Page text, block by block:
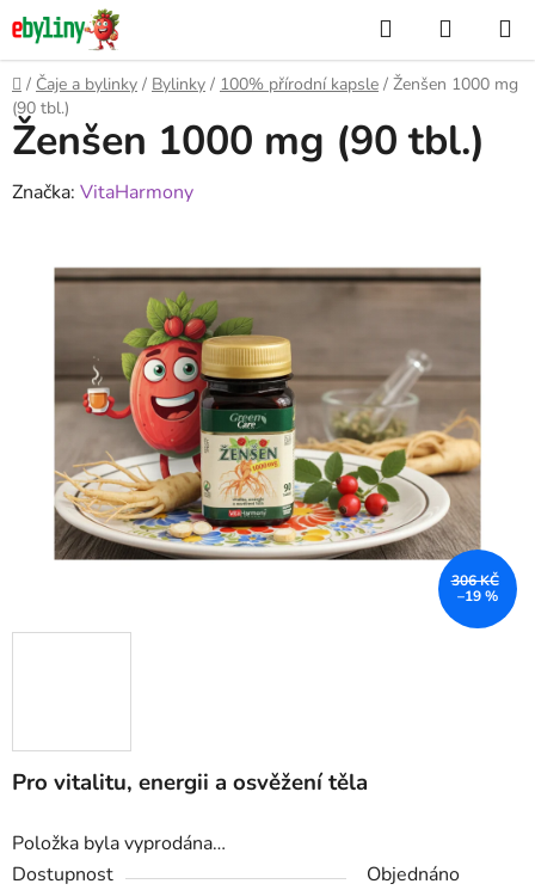
Přejít
na
obsah
Hledat
KOŠÍK
Domů
/ Čaje a bylinky / Bylinky / 100% přírodní kapsle / Ženšen 1000 mg
(90 tbl.)
Pro vitalitu, energii a osvěžení těla
Položka byla vyprodána…
Dostupnost
Objednáno
Ženšen 1000 mg (90 tbl.)
Značka: VitaHarmony
306 KČ
–19 %